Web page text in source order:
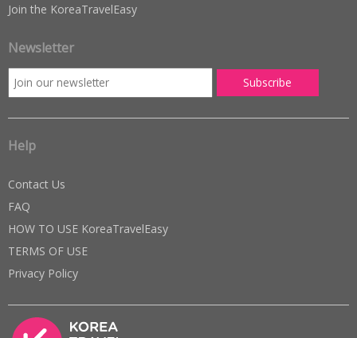
Join the KoreaTravelEasy
Newsletter
Help
Contact Us
FAQ
HOW TO USE KoreaTravelEasy
TERMS OF USE
Privacy Policy